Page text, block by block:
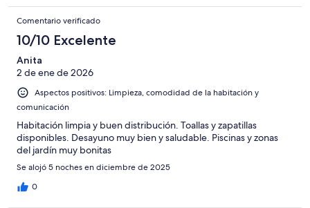
Comentario verificado
10/10 Excelente
Anita
2 de ene de 2026
Aspectos positivos: Limpieza, comodidad de la habitación y
comunicación
Habitación limpia y buen distribución. Toallas y zapatillas
disponibles. Desayuno muy bien y saludable. Piscinas y zonas
del jardín muy bonitas
Se alojó 5 noches en diciembre de 2025
0